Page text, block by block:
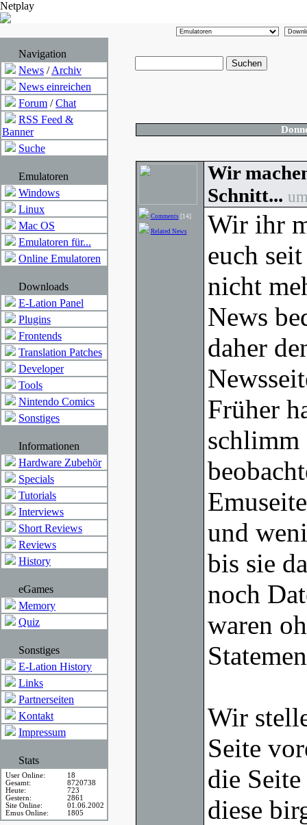
Netplay
Navigation
News /Archiv
News einreichen
Forum /Chat
RSS Feed &
Banner
Suche
Emulatoren
Windows
Linux
Mac OS
Emulatoren für...
Online Emulatoren
Downloads
E-Lation Panel
Plugins
Frontends
Translation Patches
Developer
Tools
Nintendo Comics
Sonstiges
Informationen
Hardware Zubehör
Specials
Tutorials
Interviews
Short Reviews
Reviews
History
eGames
Memory
Quiz
Sonstiges
E-Lation History
Links
Partnerseiten
Kontakt
Impressum
Stats
User Online:
18
Gesamt:
8720738
Heute:
723
Gestern:
2861
Site Online:
01.06.2002
Emus Online:
1805
Comments [14]
Related News
Wir
Schnitt...
Wir ihr
euch
nicht
News
daher
Früher
schlimm
und
bis sie
noch
waren
Wir
Seite
die
diese